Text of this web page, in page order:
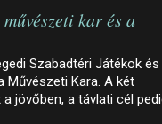
kar és a
Szabadtéri Játékok és
Művészeti Kara. A két
jövőben, a távlati cél